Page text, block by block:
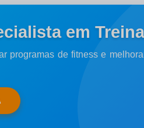
em
programas de fitness e